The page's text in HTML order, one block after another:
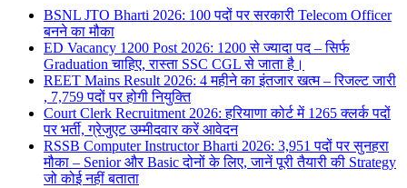
BSNL JTO Bharti 2026: 100 पदों पर सरकारी Telecom Officer
बनने का मौका
ED Vacancy 1200 Post 2026: 1200 से ज्यादा पद – सिर्फ
Graduation चाहिए, रास्ता SSC CGL से जाता है।
REET Mains Result 2026: 4 महीने का इंतजार खत्म – रिजल्ट जारी
, 7,759 पदों पर होगी नियुक्ति
Court Clerk Recruitment 2026: हरियाणा कोर्ट में 1265 क्लर्क पदों
पर भर्ती, ग्रेजुएट उम्मीदवार करें आवेदन
RSSB Computer Instructor Bharti 2026: 3,951 पदों पर सुनहरा
मौका – Senior और Basic दोनों के लिए, जानें पूरी तैयारी की Strategy
जो कोई नहीं बताता